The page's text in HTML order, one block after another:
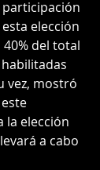
participación
elección
del total
vez, mostró
la elección
a cabo